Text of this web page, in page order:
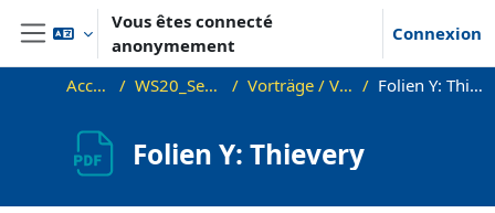
Passer au contenu principal
Panneau latéral
Vous êtes connecté
anonymement
Connexion
Accueil WS20_Sem_PC Vorträge / Videos Folien Y: Thievery
Folien Y: Thievery